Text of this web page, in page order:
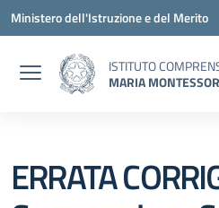
Vai ai contenuti
Vai al menu di navigazione
Vai al footer
Ministero dell'Istruzione e del Merito
ISTITUTO
MARIA
ERRATA